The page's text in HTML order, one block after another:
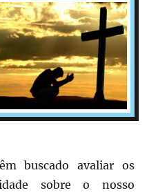
buscado avaliar os
sobre o nosso